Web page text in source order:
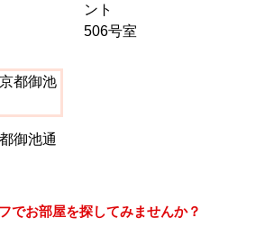
ント
506号室
御池通
でお部屋を探してみませんか？